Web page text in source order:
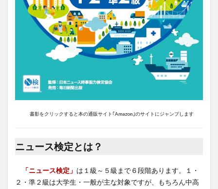
書影をクリックすると本の通販サイト｢Amazon｣のサイトにジャンプします
ニュース検定とは？
「ニュース検定」 は１級～５級まで６段階あります。１・
２・準２級は大学生・一般が主な対象ですが、もちろん中高